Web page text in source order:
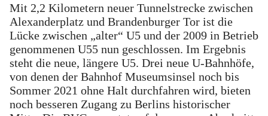
Mit 2,2 Kilometern neuer Tunnelstrecke zwischen
Alexanderplatz und Brandenburger Tor ist die
Lücke zwischen „alter“ U5 und der 2009 in Betrieb
genommenen U55 nun geschlossen. Im Ergebnis
steht die neue, längere U5. Drei neue U-Bahnhöfe,
von denen der Bahnhof Museumsinsel noch bis
Sommer 2021 ohne Halt durchfahren wird, bieten
noch besseren Zugang zu Berlins historischer